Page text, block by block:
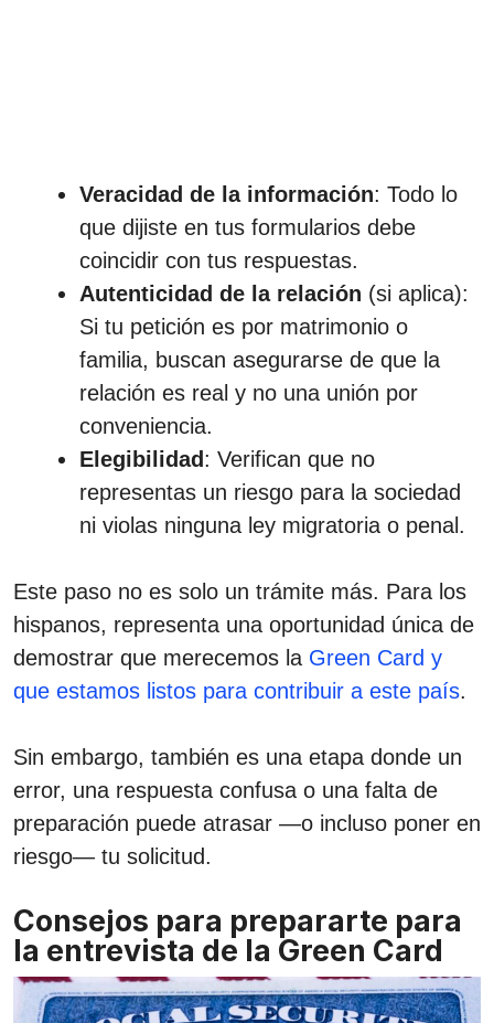
Veracidad de la información: Todo lo
que dijiste en tus formularios debe
coincidir con tus respuestas.
Autenticidad de la relación (si aplica):
Si tu petición es por matrimonio o
familia, buscan asegurarse de que la
relación es real y no una unión por
conveniencia.
Elegibilidad : Verifican que no
representas un riesgo para la sociedad
ni violas ninguna ley migratoria o penal.
Este paso no es solo un trámite más. Para los
hispanos, representa una oportunidad única de
demostrar que merecemos la Green Card y
que estamos listos para contribuir a este país.
Sin embargo, también es una etapa donde un
error, una respuesta confusa o una falta de
preparación puede atrasar —o incluso poner en
riesgo— tu solicitud.
Consejos para prepararte para
la entrevista de la Green Card